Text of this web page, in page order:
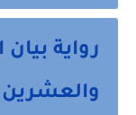
رواية